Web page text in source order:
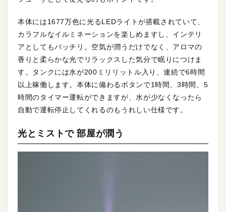
本体には1677万色に光るLEDライトが搭載されていて、
カラフルなイルミネーションを楽しめますし、インテリ
アとしてもバッチリ。空気が潤うだけでなく、アロマの
香りと柔らかな光でリラックスした気分で眠りにつけま
す。タンクには水が200ミリリットル入り、連続で6時間
以上稼働します。本体に備わるボタンで1時間、3時間、5
時間のタイマー運転ができますが、水が少なくなったら
自動で運転停止してくれるのもうれしい仕様です。
光とミストで 部屋が潤う